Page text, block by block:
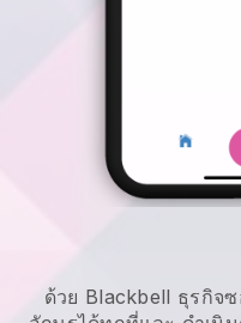
ด้วย Blackbell ธุรกิจ